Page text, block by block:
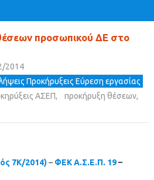
προσωπικού ΔΕ στο
2014
Προκήρυξεις Εύρεση εργασίας
ΑΣΕΠ, προκήρυξη θέσεων,
7Κ/2014)– ΦΕΚ Α.Σ.Ε.Π. 19–